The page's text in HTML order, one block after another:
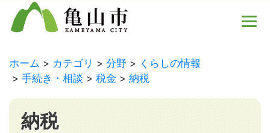
ホーム カテゴリ 分野
くらしの情報
手続き・相談
税金 納税
納税